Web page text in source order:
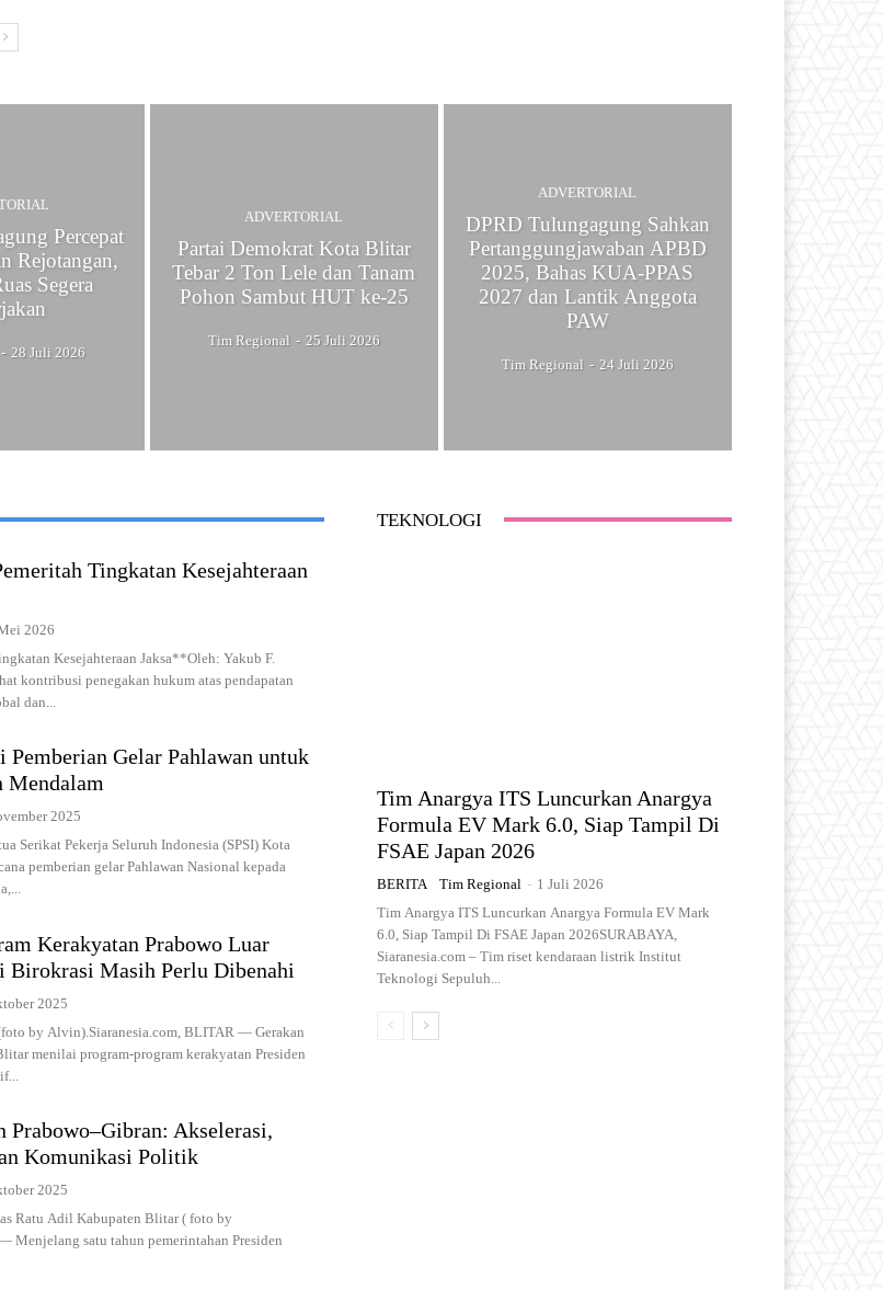
Percepat
Rejotangan,
Segera
- 28 Juli 2026
ADVERTORIAL
Partai Demokrat Kota Blitar
Tebar 2 Ton Lele dan Tanam
Pohon Sambut HUT ke-25
Tim Regional - 25 Juli 2026
ADVERTORIAL
DPRD Tulungagung Sahkan
Pertanggungjawaban APBD
2025, Bahas KUA-PPAS
2027 dan Lantik Anggota
PAW
Tim Regional - 24 Juli 2026
Tingkatan Kesejahteraan
2026
Kesejahteraan Jaksa**Oleh: Yakub F.
kontribusi penegakan hukum atas pendapatan
dan...
Gelar Pahlawan untuk
Mendalam
2025
Serikat Pekerja Seluruh Indonesia (SPSI) Kota
pemberian gelar Pahlawan Nasional kepada
Kerakyatan Prabowo Luar
Birokrasi Masih Perlu Dibenahi
2025
by Alvin).Siaranesia.com, BLITAR — Gerakan
menilai program-program kerakyatan Presiden
Prabowo–Gibran: Akselerasi,
Komunikasi Politik
2025
Ratu Adil Kabupaten Blitar ( foto by
Menjelang satu tahun pemerintahan Presiden
TEKNOLOGI
Tim Anargya ITS Luncurkan Anargya
Formula EV Mark 6.0, Siap Tampil Di
FSAE Japan 2026
BERITA Tim Regional - 1 Juli 2026
Tim Anargya ITS Luncurkan Anargya Formula EV Mark
6.0, Siap Tampil Di FSAE Japan 2026SURABAYA,
Siaranesia.com – Tim riset kendaraan listrik Institut
Teknologi Sepuluh...